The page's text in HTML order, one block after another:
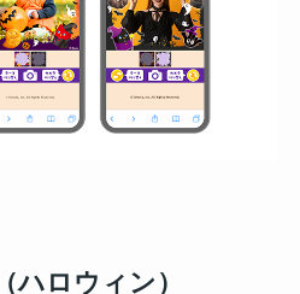
ハロウィン）